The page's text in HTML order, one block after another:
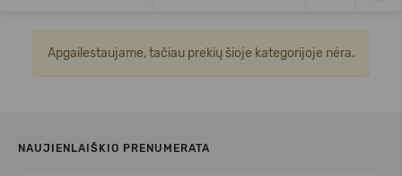
Apgailestaujame, tačiau prekių šioje kategorijoje nėra.
NAUJIENLAIŠKIO PRENUMERATA